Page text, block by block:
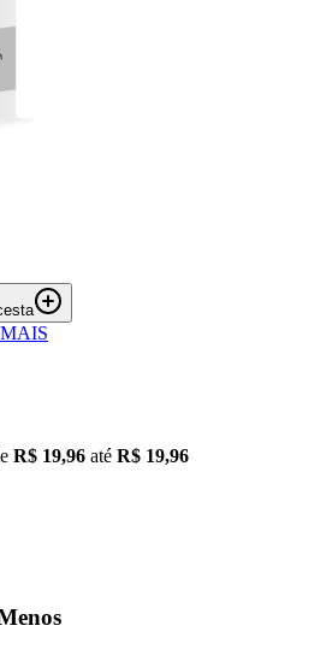
R$ 19,96 até R$ 19,96